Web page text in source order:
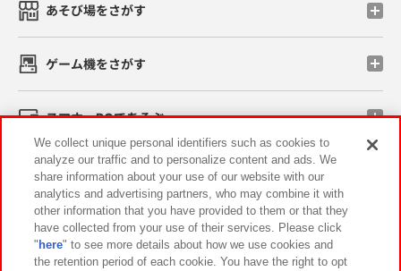
あそび場をさがす
ゲーム機をさがす
スマホ・PCであそぶ
イベント・キャンペーン
関連会社 サステナビリティ サイトポリシー
We collect unique personal identifiers such as cookies to
analyze our traffic and to personalize content and ads. We
share information about your use of our website with our
analytics and advertising partners, who may combine it with
other information that you have provided to them or that they
have collected from your use of their services. Please click
" here" to see more details about how we use cookies and
the retention period of each cookie. You have the right to opt